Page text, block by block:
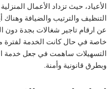
الأعياد، حيث تزداد الأعمال
التنظيف والترتيب والضيافة
عن ارقام تاجير شغالات بجدة دون
خاصة في حال كانت الخدمة لفترة
التسهيلات ساهمت في جعل خدمة
وبطرق قانونية وأمنة.